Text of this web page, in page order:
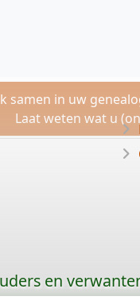
samen in uw
Laat weten wat u
en